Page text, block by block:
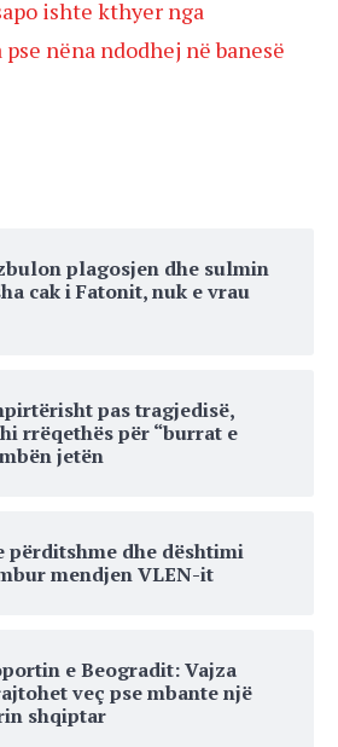
ishte kthyer nga
nëna ndodhej në banesë
plagosjen dhe sulmin
cak i Fatonit, nuk e vrau
pas tragjedisë,
rrëqethës për “burrat e
jetën
përditshme dhe dështimi
mendjen VLEN-it
e Beogradit: Vajza
veç pse mbante një
shqiptar